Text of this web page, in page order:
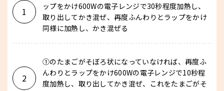
1
ップをかけ600Wの電子レンジで30秒程度加熱し、
取り出してかき混ぜ、再度ふんわりとラップをかけ
同様に加熱し、かき混ぜる
2
①のたまごがそぼろ状になっていなければ、再度ふ
んわりとラップをかけ600Wの電子レンジで10秒程
度加熱し、取り出してかき混ぜ、これをたまごがそ